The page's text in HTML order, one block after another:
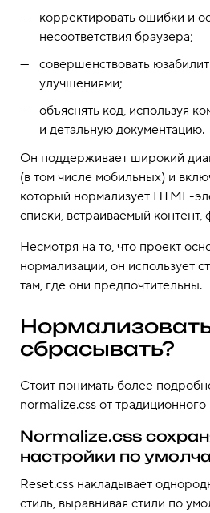
корректировать ошибки и
несоответствия браузера;
совершенствовать
улучшениями;
объяснять код, используя
и детальную документацию.
Он поддерживает широкий
(в том числе мобильных) и
который нормализует HTML-
списки, встраиваемый
Несмотря на то, что проект
нормализации, он использует
там, где они предпочтительны.
сбрасывать?
Стоит понимать более
normalize.css от традиционного
Normalize.css
настройки по
Reset.css накладывает
стиль, выравнивая стили по